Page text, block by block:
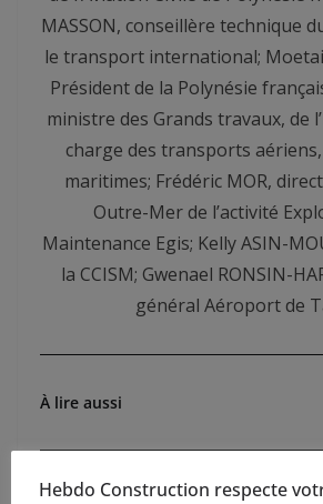
MASSON, conseillère technique
le transport international; Moetai
Président de la Polynésie
ministre des Grands travaux, de
charge des transports
maritimes; Frédéric MOR,
Outre-Mer de l’activité
Maintenance Egis; Kelly ASIN-
la CCISM; Gwenael RONSIN-
général Aéroport de
À lire aussi
Hebdo Construction respecte